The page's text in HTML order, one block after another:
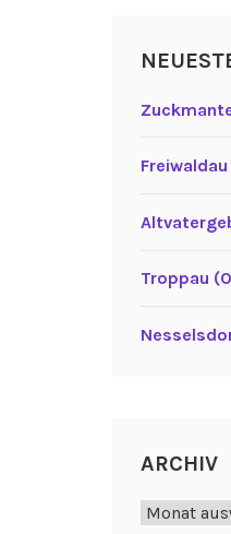
Troppau
ARCHIV
Archiv